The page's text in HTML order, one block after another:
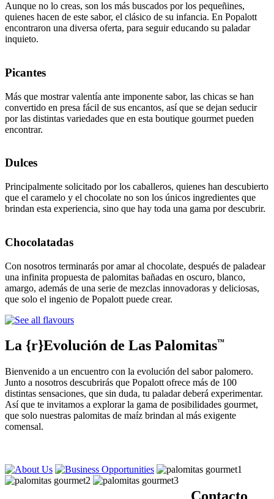
Aunque no lo creas, son los más buscados por los pequeñines,
quienes hacen de este sabor, el clásico de su infancia. En Popalott
encontraron una diversa oferta, para seguir educando su paladar
inquieto.
Picantes
Más que mostrar valentía ante imponente sabor, las chicas se han
convertido en presa fácil de sus encantos, así que se dejan seducir
por las distintas variedades que en esta boutique gourmet pueden
encontrar.
Dulces
Principalmente solicitado por los caballeros, quienes han descubierto
que el caramelo y el chocolate no son los únicos ingredientes que
brindan esta experiencia, sino que hay toda una gama por descubrir.
Chocolatadas
Con nosotros terminarás por amar al chocolate, después de paladear
una infinita propuesta de palomitas bañadas en oscuro, blanco,
amargo, además de una serie de mezclas innovadoras y deliciosas,
que solo el ingenio de Popalott puede crear.
La {r}Evolución de Las Palomitas™
Bienvenido a un encuentro con la evolución del sabor palomero.
Junto a nosotros descubrirás que Popalott ofrece más de 100
distintas sensaciones, que sin duda, tu paladar deberá experimentar.
Así que te invitamos a explorar la gama de posibilidades gourmet,
que solo nuestras palomitas de maíz brindan al más exigente
comensal.